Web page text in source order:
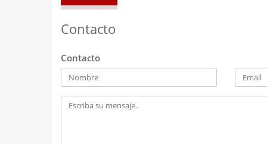
Contacto
Contacto